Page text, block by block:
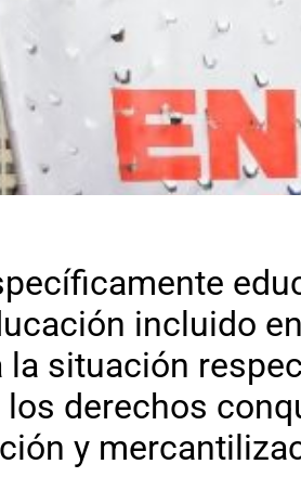
incluido
la situación
derechos
y